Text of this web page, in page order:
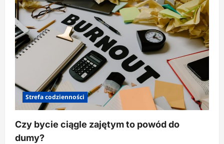
Strefa codzienności
Czy bycie ciągle zajętym to powód do
dumy?